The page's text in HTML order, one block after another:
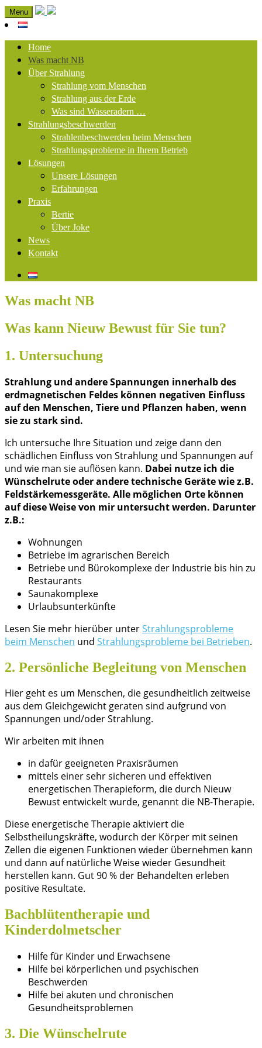
Menu
Home
Was macht NB
Über Strahlung
Strahlung vom Menschen
Strahlung aus der Erde
Was sind Wasseradern …
Strahlungsbeschwerden
Strahlenbeschwerden beim Menschen
Strahlungsprobleme in Ihrem Betrieb
Lösungen
Unsere Lösungen
Erfahrungen
Praxis
Bertie
Über Joke
News
Kontakt
Was macht NB
Was kann Nieuw Bewust für Sie tun?
1. Untersuchung
Strahlung und andere Spannungen innerhalb des
erdmagnetischen Feldes können negativen Einfluss
auf den Menschen, Tiere und Pflanzen haben, wenn
sie zu stark sind.
Ich untersuche Ihre Situation und zeige dann den
schädlichen Einfluss von Strahlung und Spannungen auf
und wie man sie auflösen kann. Dabei nutze ich die
Wünschelrute oder andere technische Geräte wie z.B.
Feldstärkemessgeräte. Alle möglichen Orte können
auf diese Weise von mir untersucht werden. Darunter
z.B.:
Wohnungen
Betriebe im agrarischen Bereich
Betriebe und Bürokomplexe der Industrie bis hin zu
Restaurants
Saunakomplexe
Urlaubsunterkünfte
Lesen Sie mehr hierüber unterStrahlungsprobleme
beim Menschen und Strahlungsprobleme bei Betrieben.
2. Persönliche Begleitung von Menschen
Hier geht es um Menschen, die gesundheitlich zeitweise
aus dem Gleichgewicht geraten sind aufgrund von
Spannungen und/oder Strahlung.
Wir arbeiten mit ihnen
in dafür geeigneten Praxisräumen
mittels einer sehr sicheren und effektiven
energetischen Therapieform, die durch Nieuw
Bewust entwickelt wurde, genannt die NB-Therapie.
Diese energetische Therapie aktiviert die
Selbstheilungskräfte, wodurch der Körper mit seinen
Zellen die eigenen Funktionen wieder übernehmen kann
und dann auf natürliche Weise wieder Gesundheit
herstellen kann. Gut 90 % der Behandelten erleben
positive Resultate.
Bachblütentherapie und
Kinderdolmetscher
Hilfe für Kinder und Erwachsene
Hilfe bei körperlichen und psychischen
Beschwerden
Hilfe bei akuten und chronischen
Gesundheitsproblemen
3. Die Wünschelrute